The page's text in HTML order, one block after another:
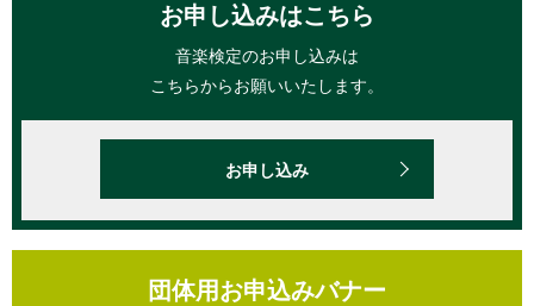
お申し込みはこちら
音楽検定のお申し込みは
こちらからお願いいたします。
お申し込み
団体用お申込みバナー